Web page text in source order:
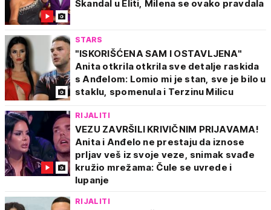
Skandal u Eliti, Milena se ovako pravdala
STARS
"ISKORIŠĆENA SAM I OSTAVLJENA"
Anita otkrila otkrila sve detalje raskida
s Anđelom: Lomio mi je stan, sve je bilo u
staklu, spomenula i Terzinu Milicu
RIJALITI
VEZU ZAVRŠILI KRIVIČNIM PRIJAVAMA!
Anita i Anđelo ne prestaju da iznose
prljav veš iz svoje veze, snimak svađe
kružio mrežama: Čule se uvrede i
lupanje
RIJALITI